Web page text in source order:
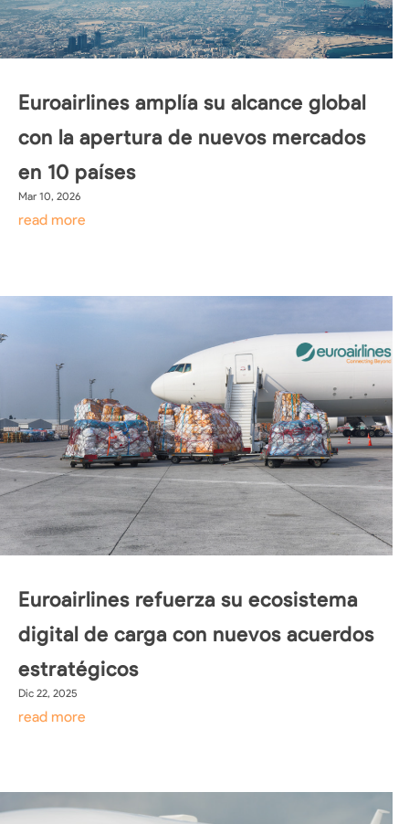
Euroairlines amplía su alcance global
con la apertura de nuevos mercados
en 10 países
Mar 10, 2026
read more
Euroairlines refuerza su ecosistema
digital de carga con nuevos acuerdos
estratégicos
Dic 22, 2025
read more